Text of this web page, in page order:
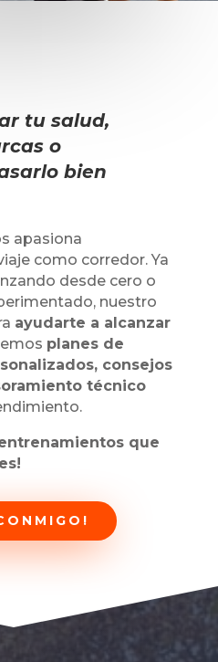
tu salud,
o
bien
apasiona
como corredor. Ya
desde cero o
nuestro
ayudarte a alcanzar
planes de
, consejos
técnico
que